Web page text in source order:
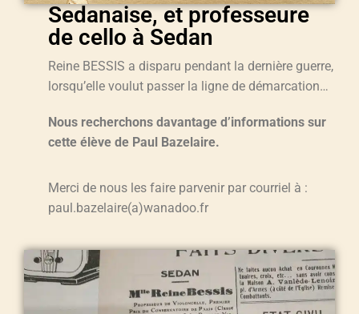
Sedanaise, et professeure
de cello à Sedan
Reine BESSIS a disparu pendant la dernière guerre,
lorsqu’elle voulut passer la ligne de démarcation…
Nous recherchons davantage d’informations sur
cette élève de Paul Bazelaire.
Merci de nous les faire parvenir par courriel à :
paul.bazelaire(a)wanadoo.fr